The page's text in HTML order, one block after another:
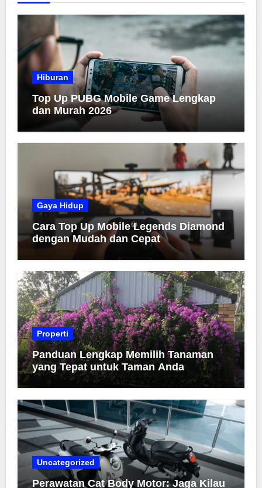
Hiburan
Top Up PUBG Mobile Game Lengkap
dan Murah 2026
Gaya Hidup
Cara Top Up Mobile Legends Diamond
dengan Mudah dan Cepat
Properti
Panduan Lengkap Memilih Tanaman
yang Tepat untuk Taman Anda
Uncategorized
Perawatan Cat Body Motor: Jaga Kilau